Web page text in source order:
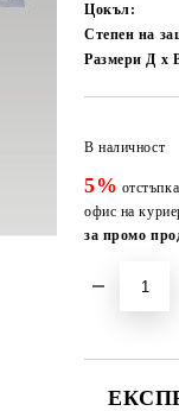
Цокъл:
Степен на
Размери Д х
В наличност
5%
офис на
за промо